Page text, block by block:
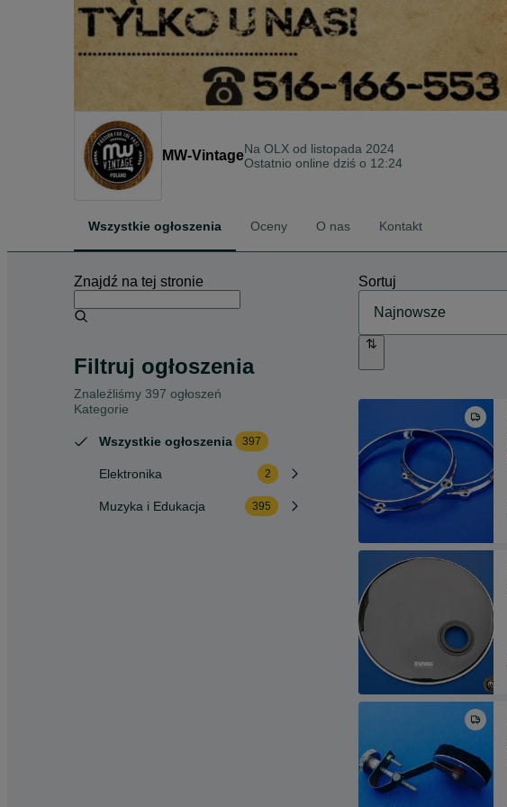
MW-VintageNa OLX od listopada 2024
Ostatnio online dziś o 12:24
Wszystkie ogłoszenia Oceny O nas Kontakt
Znajdź na tej stronie
Filtruj ogłoszenia
Znaleźliśmy 397 ogłoszeń
Kategorie
Wszystkie ogłoszenia 397
Elektronika 2
Muzyka i Edukacja 395
Sortuj